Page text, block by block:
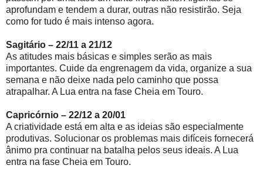
aprofundam e tendem a durar, outras não resistirão. Seja
como for tudo é mais intenso agora.
Sagitário – 22/11 a 21/12
As atitudes mais básicas e simples serão as mais
importantes. Cuide da engrenagem da vida, organize a sua
semana e não deixe nada pelo caminho que possa
atrapalhar. A Lua entra na fase Cheia em Touro.
Capricórnio – 22/12 a 20/01
A criatividade está em alta e as ideias são especialmente
produtivas. Solucionar os problemas mais difíceis fornecerá
ânimo pra continuar na batalha pelos seus ideais. A Lua
entra na fase Cheia em Touro.